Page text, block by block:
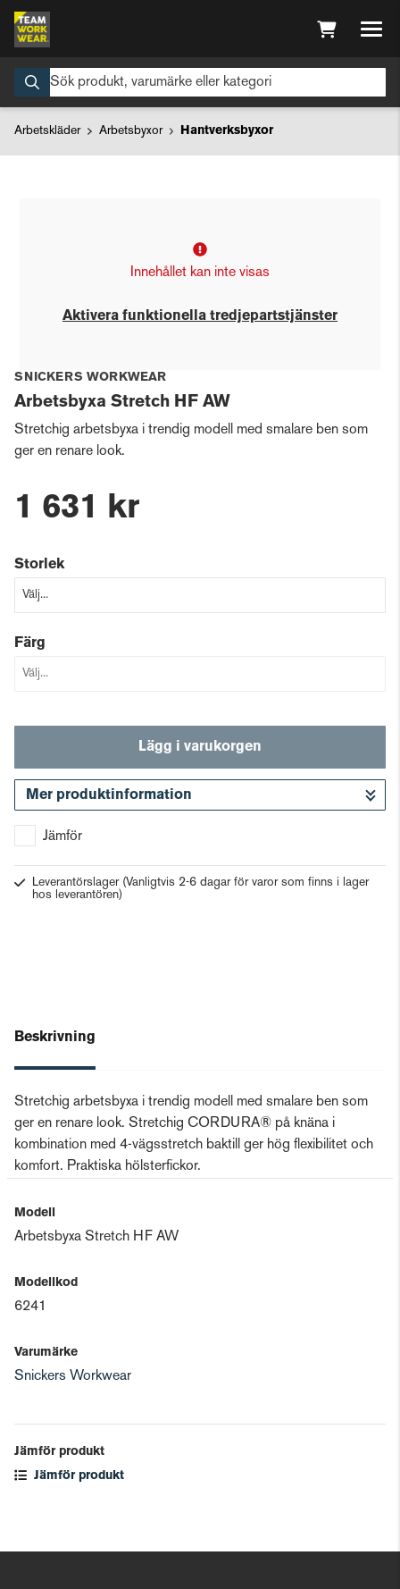
Arbetskläder Arbetsbyxor Hantverksbyxor
Innehållet kan inte visas
Aktivera funktionella tredjepartstjänster
SNICKERS WORKWEAR
Arbetsbyxa Stretch HF AW
Stretchig arbetsbyxa i trendig modell med smalare ben som
ger en renare look.
1 631 kr
Storlek
Färg
Lägg i varukorgen
Mer produktinformation
Jämför
Leverantörslager (Vanligtvis 2-6 dagar för varor som finns i lager
hos leverantören)
Beskrivning
Stretchig arbetsbyxa i trendig modell med smalare ben som
ger en renare look. Stretchig CORDURA® på knäna i
kombination med 4-vägsstretch baktill ger hög flexibilitet och
komfort. Praktiska hölsterfickor.
Modell
Arbetsbyxa Stretch HF AW
Modellkod
6241
Varumärke
Snickers Workwear
Jämför produkt
Jämför produkt